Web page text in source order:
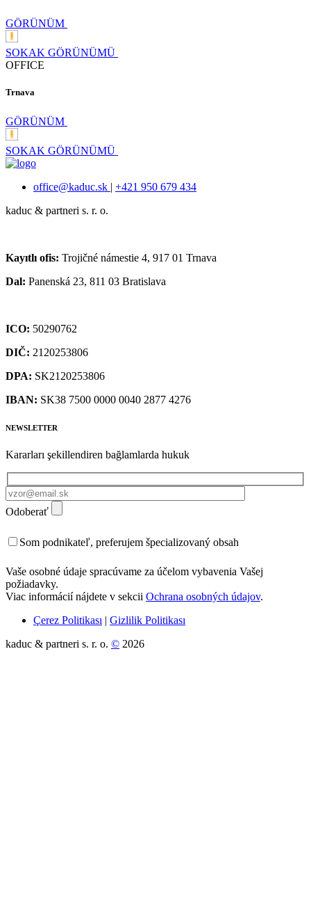
GÖRÜNÜM
SOKAK GÖRÜNÜMÜ
OFFICE
Trnava
GÖRÜNÜM
SOKAK GÖRÜNÜMÜ
office@kaduc.sk | +421 950 679 434
kaduc & partneri s. r. o.
Kayıtlı ofis: Trojičné námestie 4, 917 01 Trnava
Dal: Panenská 23, 811 03 Bratislava
ICO: 50290762
DIČ: 2120253806
DPA: SK2120253806
IBAN: SK38 7500 0000 0040 2877 4276
NEWSLETTER
Kararları şekillendiren bağlamlarda hukuk
Odoberať
Som podnikateľ, preferujem špecializovaný obsah
Vaše osobné údaje spracúvame za účelom vybavenia Vašej
požiadavky.
Viac informácií nájdete v sekcii Ochrana osobných údajov.
Çerez Politikası | Gizlilik Politikası
kaduc & partneri s. r. o. © 2026